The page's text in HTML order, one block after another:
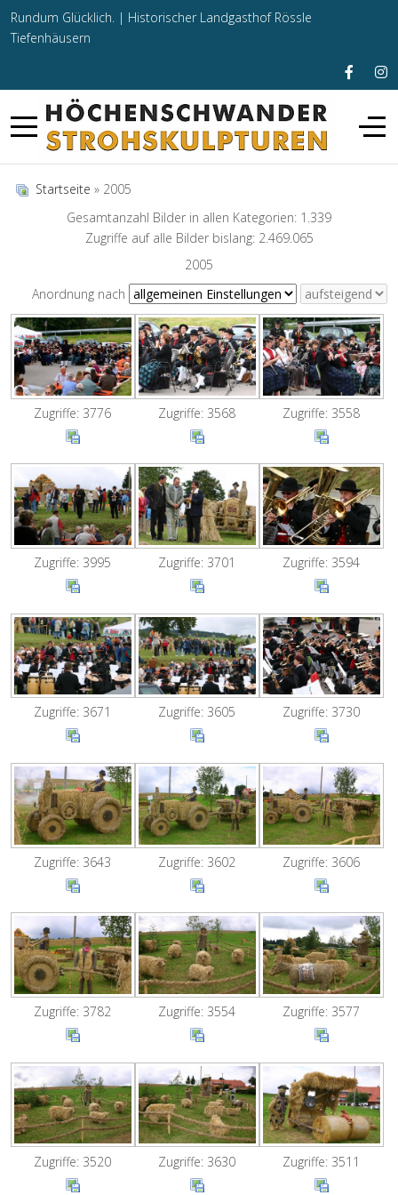
Rundum Glücklich. | Historischer Landgasthof Rössle
Tiefenhäusern
Startseite » 2005
Gesamtanzahl Bilder in allen Kategorien: 1.339
Zugriffe auf alle Bilder bislang: 2.469.065
2005
Anordnung nach
Zugriffe: 3776 Zugriffe: 3568 Zugriffe: 3558
Zugriffe: 3995 Zugriffe: 3701 Zugriffe: 3594
Zugriffe: 3671 Zugriffe: 3605 Zugriffe: 3730
Zugriffe: 3643 Zugriffe: 3602 Zugriffe: 3606
Zugriffe: 3782 Zugriffe: 3554 Zugriffe: 3577
Zugriffe: 3520 Zugriffe: 3630 Zugriffe: 3511